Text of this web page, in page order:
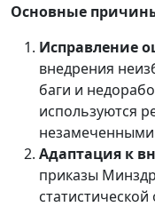
Основные
Исправление
внедрения
баги и
используются
Адаптация к
приказы